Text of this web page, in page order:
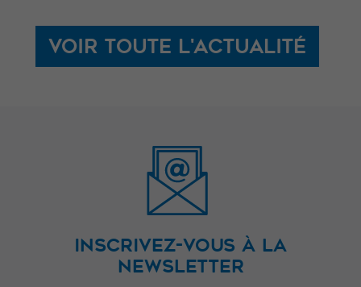
Voir toute l'actualité
INSCRIVEZ-VOUS À LA
NEWSLETTER
ces cookies,
certaines
fonctionnalités
Marketing
votre intérêt et
votre
comportement
lorsque vous